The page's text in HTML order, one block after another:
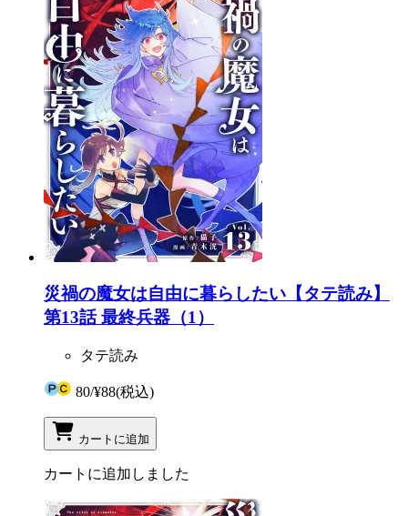
災禍の魔女は自由に暮らしたい【タテ読み】
第13話 最終兵器（1）
タテ読み
80/¥88(税込)
カートに追加
カートに追加しました